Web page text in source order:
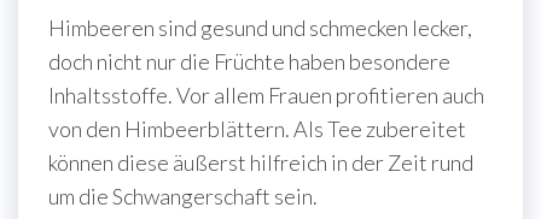
Himbeeren sind gesund und schmecken lecker,
doch nicht nur die Früchte haben besondere
Inhaltsstoffe. Vor allem Frauen profitieren auch
von den Himbeerblättern. Als Tee zubereitet
können diese äußerst hilfreich in der Zeit rund
um die Schwangerschaft sein.